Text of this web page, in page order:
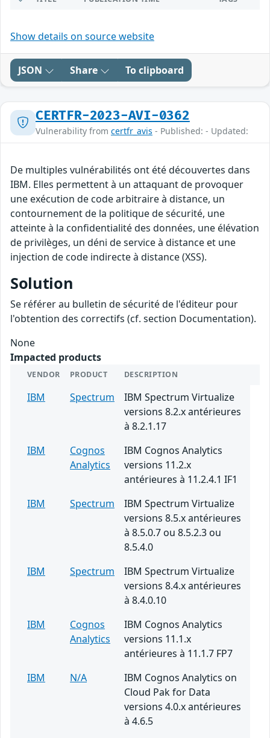
Show details on source website
JSON Share To clipboard
CERTFR-2023-AVI-0362
Vulnerability from certfr_avis - Published: - Updated:
De multiples vulnérabilités ont été découvertes dans
IBM. Elles permettent à un attaquant de provoquer
une exécution de code arbitraire à distance, un
contournement de la politique de sécurité, une
atteinte à la confidentialité des données, une élévation
de privilèges, un déni de service à distance et une
injection de code indirecte à distance (XSS).
Solution
Se référer au bulletin de sécurité de l'éditeur pour
l'obtention des correctifs (cf. section Documentation).
None
Impacted products
VENDOR PRODUCT DESCRIPTION
IBM Spectrum
IBM Spectrum Virtualize
versions 8.2.x antérieures
à 8.2.1.17
IBM
Cognos
Analytics
IBM Cognos Analytics
versions 11.2.x
antérieures à 11.2.4.1 IF1
IBM
Spectrum
IBM Spectrum Virtualize
versions 8.5.x antérieures
à 8.5.0.7 ou 8.5.2.3 ou
8.5.4.0
IBM
Spectrum
IBM Spectrum Virtualize
versions 8.4.x antérieures
à 8.4.0.10
IBM
Cognos
Analytics
IBM Cognos Analytics
versions 11.1.x
antérieures à 11.1.7 FP7
IBM
N/A
IBM Cognos Analytics on
Cloud Pak for Data
versions 4.0.x antérieures
à 4.6.5